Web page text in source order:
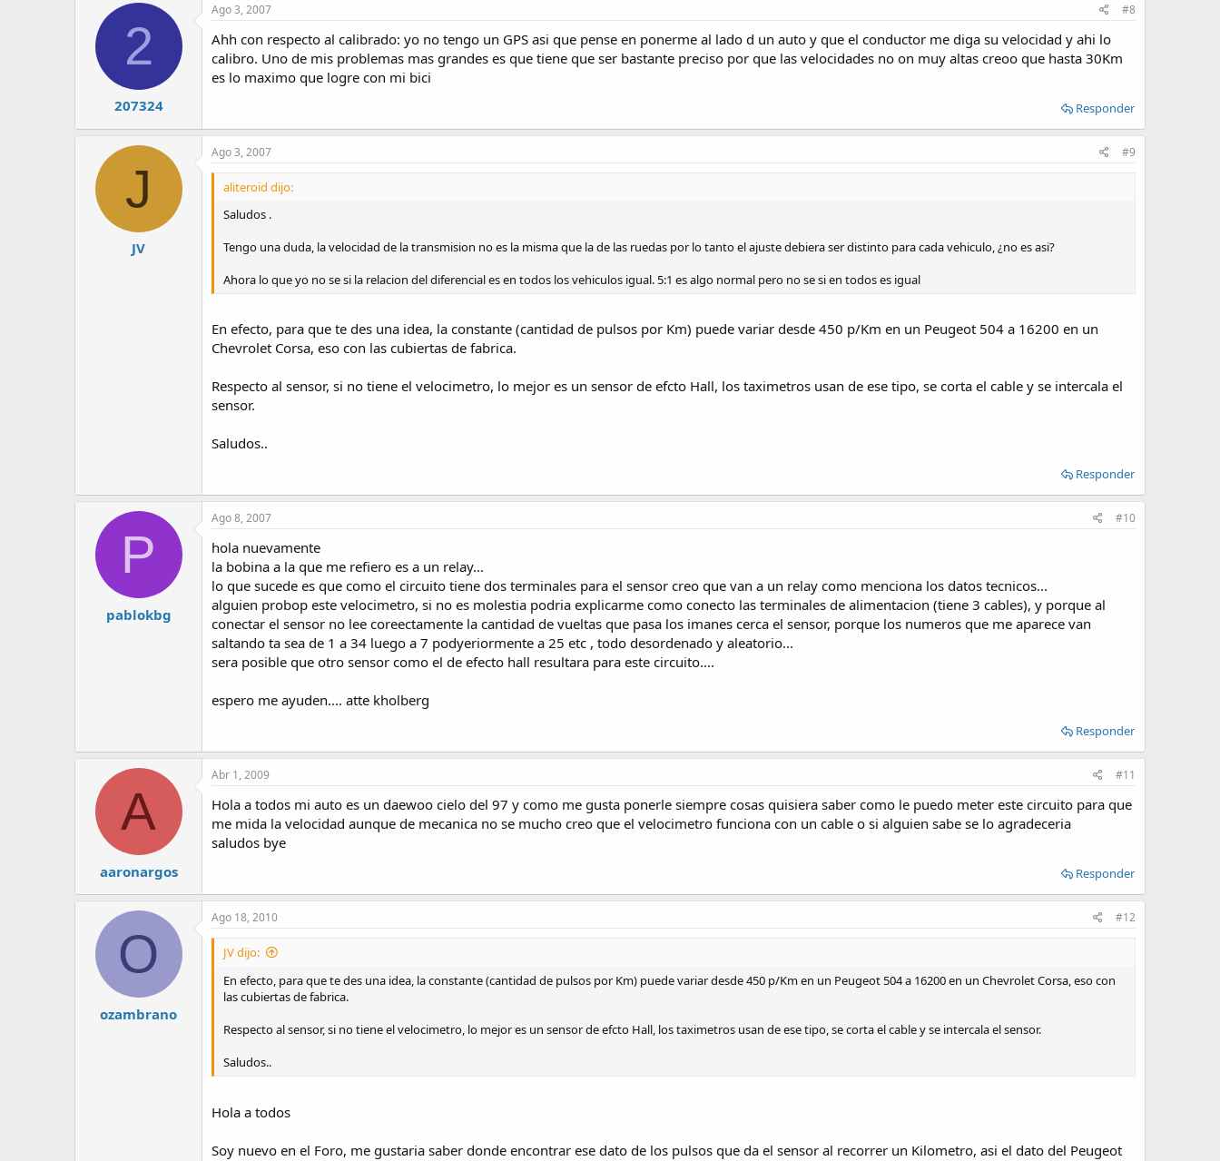
2
207324
Ago 3, 2007 #8
Ahh con respecto al calibrado: yo no tengo un GPS asi que pense en ponerme al lado d un auto y que el conductor me diga su velocidad y ahi lo
calibro. Uno de mis problemas mas grandes es que tiene que ser bastante preciso por que las velocidades no on muy altas creoo que hasta 30Km
es lo maximo que logre con mi bici
Responder
J
JV
Ago 3, 2007 #9
aliteroid dijo:
Saludos .
Tengo una duda, la velocidad de la transmision no es la misma que la de las ruedas por lo tanto el ajuste debiera ser distinto para cada vehiculo, ¿no es asi?
Ahora lo que yo no se si la relacion del diferencial es en todos los vehiculos igual. 5:1 es algo normal pero no se si en todos es igual
En efecto, para que te des una idea, la constante (cantidad de pulsos por Km) puede variar desde 450 p/Km en un Peugeot 504 a 16200 en un
Chevrolet Corsa, eso con las cubiertas de fabrica.
Respecto al sensor, si no tiene el velocimetro, lo mejor es un sensor de efcto Hall, los taximetros usan de ese tipo, se corta el cable y se intercala el
sensor.
Saludos..
Responder
P
pablokbg
Ago 8, 2007 #10
hola nuevamente
la bobina a la que me refiero es a un relay...
lo que sucede es que como el circuito tiene dos terminales para el sensor creo que van a un relay como menciona los datos tecnicos...
alguien probop este velocimetro, si no es molestia podria explicarme como conecto las terminales de alimentacion (tiene 3 cables), y porque al
conectar el sensor no lee coreectamente la cantidad de vueltas que pasa los imanes cerca el sensor, porque los numeros que me aparece van
saltando ta sea de 1 a 34 luego a 7 podyeriormente a 25 etc , todo desordenado y aleatorio...
sera posible que otro sensor como el de efecto hall resultara para este circuito....
espero me ayuden.... atte kholberg
Responder
A
aaronargos
Abr 1, 2009 #11
Hola a todos mi auto es un daewoo cielo del 97 y como me gusta ponerle siempre cosas quisiera saber como le puedo meter este circuito para que
me mida la velocidad aunque de mecanica no se mucho creo que el velocimetro funciona con un cable o si alguien sabe se lo agradeceria
saludos bye
Responder
O
ozambrano
Ago 18, 2010 #12
JV dijo:
En efecto, para que te des una idea, la constante (cantidad de pulsos por Km) puede variar desde 450 p/Km en un Peugeot 504 a 16200 en un Chevrolet Corsa, eso con
las cubiertas de fabrica.
Respecto al sensor, si no tiene el velocimetro, lo mejor es un sensor de efcto Hall, los taximetros usan de ese tipo, se corta el cable y se intercala el sensor.
Saludos..
Hola a todos
Soy nuevo en el Foro, me gustaria saber donde encontrar ese dato de los pulsos que da el sensor al recorrer un Kilometro, asi el dato del Peugeot